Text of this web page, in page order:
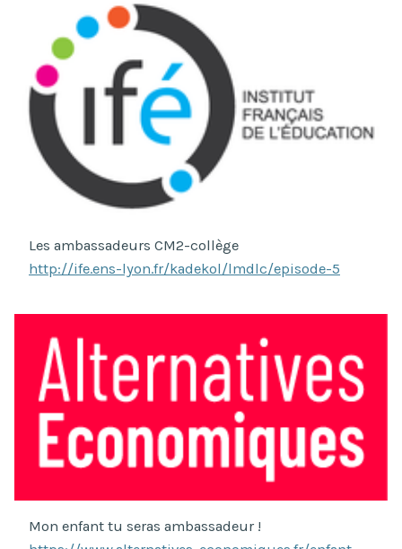
Les ambassadeurs CM2-collège
http://ife.ens-lyon.fr/kadekol/lmdlc/episode-5
Mon enfant tu seras ambassadeur !